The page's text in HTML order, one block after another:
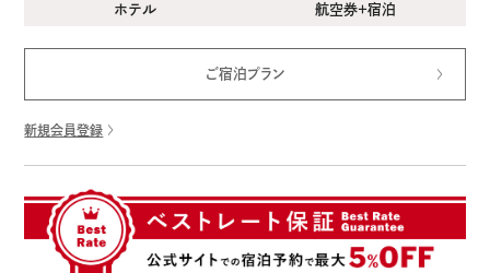
ホテル 航空券＋宿泊
ご宿泊プラン
新規会員登録